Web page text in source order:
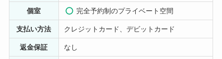
個室 完全予約制のプライベート空間
支払い方法 クレジットカード、デビットカード
返金保証 なし